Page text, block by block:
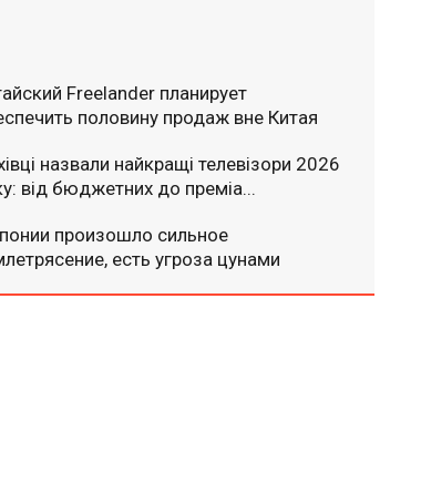
Freelander планирует
половину продаж вне Китая
назвали найкращі телевізори 2026
від бюджетних до преміа...
произошло сильное
есть угроза цунами